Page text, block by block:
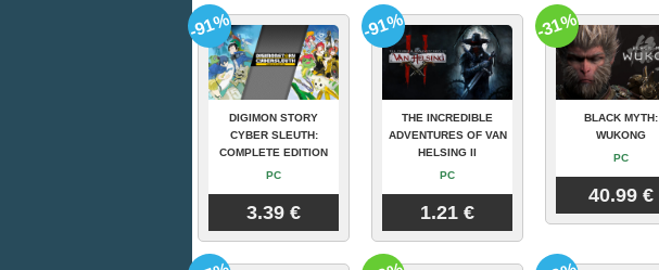
DIGIMON STORY
CYBER SLEUTH:
COMPLETE EDITION
PC
3.39 €
-91%
THE INCREDIBLE
ADVENTURES OF VAN
HELSING II
PC
1.21 €
-91%
BLACK MYTH:
WUKONG
PC
40.99 €
-31%